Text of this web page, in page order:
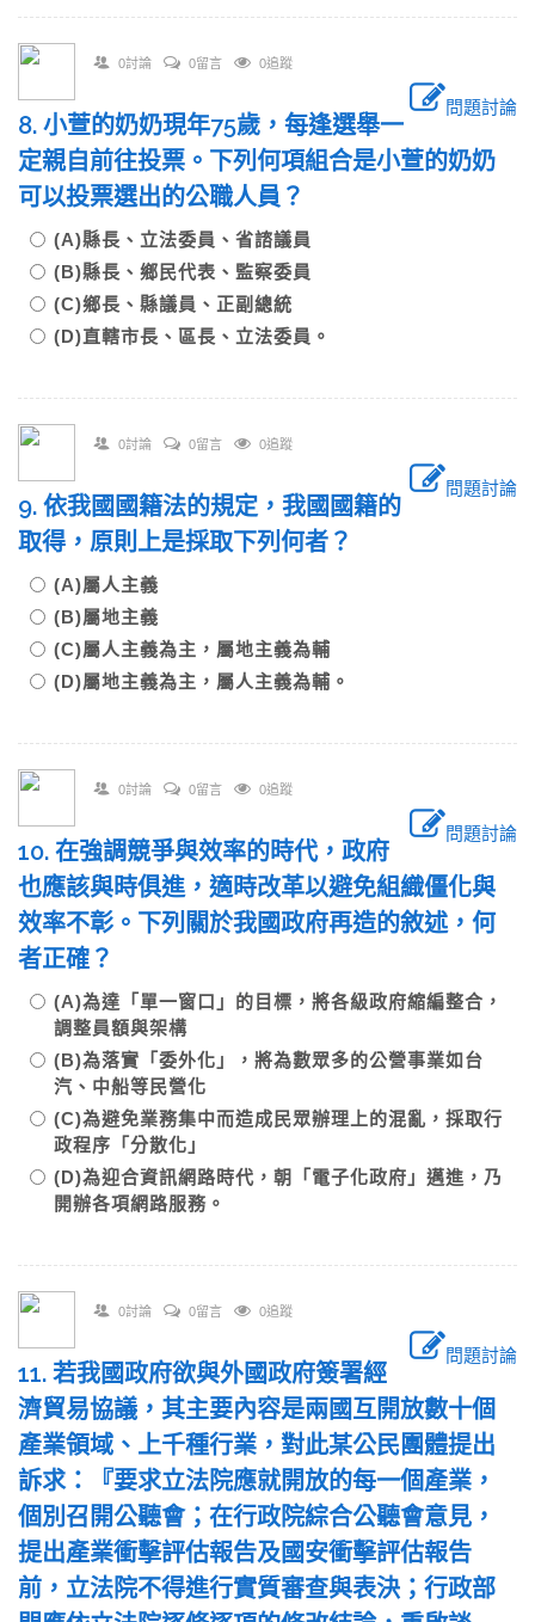
0討論 0留言 0追蹤
問題討論
8. 小萱的奶奶現年75歲，每逢選舉一
定親自前往投票。下列何項組合是小萱的奶奶
可以投票選出的公職人員？
(A)縣長、立法委員、省諮議員
(B)縣長、鄉民代表、監察委員
(C)鄉長、縣議員、正副總統
(D)直轄市長、區長、立法委員。
0討論 0留言 0追蹤
問題討論
9. 依我國國籍法的規定，我國國籍的
取得，原則上是採取下列何者？
(A)屬人主義
(B)屬地主義
(C)屬人主義為主，屬地主義為輔
(D)屬地主義為主，屬人主義為輔。
0討論 0留言 0追蹤
問題討論
10. 在強調競爭與效率的時代，政府
也應該與時俱進，適時改革以避免組織僵化與
效率不彰。下列關於我國政府再造的敘述，何
者正確？
(A)為達「單一窗口」的目標，將各級政府縮編整合，
調整員額與架構
(B)為落實「委外化」，將為數眾多的公營事業如台
汽、中船等民營化
(C)為避免業務集中而造成民眾辦理上的混亂，採取行
政程序「分散化」
(D)為迎合資訊網路時代，朝「電子化政府」邁進，乃
開辦各項網路服務。
0討論 0留言 0追蹤
問題討論
11. 若我國政府欲與外國政府簽署經
濟貿易協議，其主要內容是兩國互開放數十個
產業領域、上千種行業，對此某公民團體提出
訴求：『要求立法院應就開放的每一個產業，
個別召開公聽會；在行政院綜合公聽會意見，
提出產業衝擊評估報告及國安衝擊評估報告
前，立法院不得進行實質審查與表決；行政部